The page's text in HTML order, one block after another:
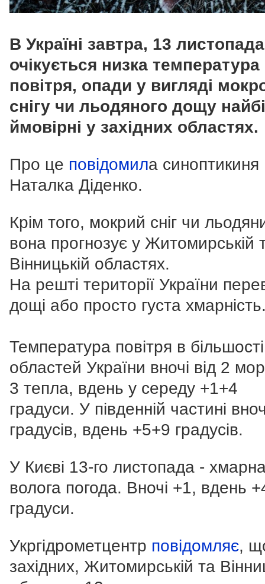
В Україні завтра, 13
очікується низка температура
повітря, опади у вигляді
снігу чи льодяного дощу
ймовірні у західних областях.
Про це повідомила синоптикиня
Наталка Діденко.
Крім того, мокрий сніг чи
вона прогнозує у Житомирській
Вінницькій областях.
На решті території України
дощі або просто густа
Температура повітря в більшості
областей України вночі від 2
3 тепла, вдень у середу +1+4
градуси. У південній частині
градусів, вдень +5+9 градусів.
У Києві 13-го листопада -
волога погода. Вночі +1, вдень
градуси.
Укргідрометцентр повідомляє,
західних, Житомирській та